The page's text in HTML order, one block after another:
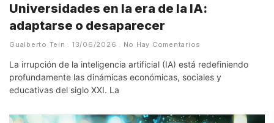
Universidades en la era de la IA:
adaptarse o desaparecer
Gualberto Tein 13/06/2026 No Hay Comentarios
La irrupción de la inteligencia artificial (IA) está redefiniendo
profundamente las dinámicas económicas, sociales y
educativas del siglo XXI. La